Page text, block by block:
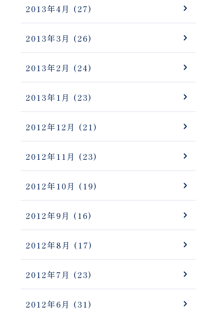
2013年4月 (27)
2013年3月 (26)
2013年2月 (24)
2013年1月 (23)
2012年12月 (21)
2012年11月 (23)
2012年10月 (19)
2012年9月 (16)
2012年8月 (17)
2012年7月 (23)
2012年6月 (31)